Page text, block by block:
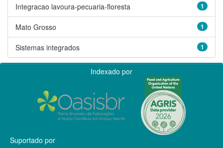
1
Integracao lavoura-pecuaria-floresta
1
Mato Grosso
1
Sistemas integrados
Indexado por
Suportado por